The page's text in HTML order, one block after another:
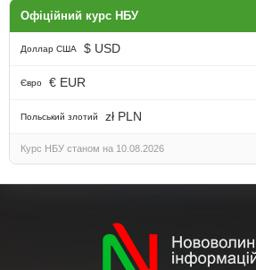
Офіційний курс НБУ
Доллар США $ USD
Євро € EUR
Польський злотий zł PLN
Курс НБУ станом на 10.08.2026